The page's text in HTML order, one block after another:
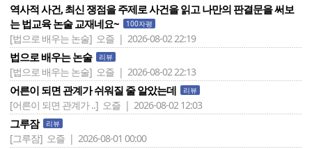
역사적 사건, 최신 쟁점을 주제로 사건을 읽고 나만의 판결문을 써보
는 법교육 논술 교재네요~
100자평
[법으로 배우는 논술] 오즐 | 2026-08-02 22:19
법으로 배우는 논술 리뷰
[법으로 배우는 논술] 오즐 | 2026-08-02 22:13
어른이 되면 관계가 쉬워질 줄 알았는데 리뷰
[어른이 되면 관계가 ..] 오즐 | 2026-08-02 12:03
그루잠 리뷰
[그루잠] 오즐 | 2026-08-01 00:00